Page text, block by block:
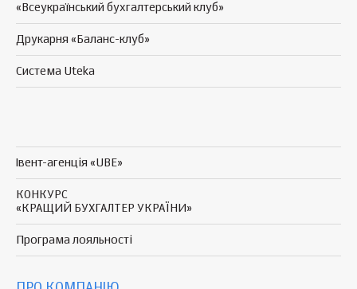
«Всеукраїнський бухгалтерський клуб»
Друкарня «Баланс-клуб»
Система Uteka
Івент-агенція «UBE»
КОНКУРС
«КРАЩИЙ БУХГАЛТЕР УКРАЇНИ»
Програма лояльності